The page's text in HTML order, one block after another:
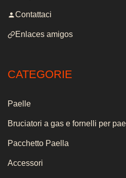
Contattaci
Enlaces amigos
CATEGORIE
Paelle
Bruciatori a gas e fornelli per
Pacchetto Paella
Accessori